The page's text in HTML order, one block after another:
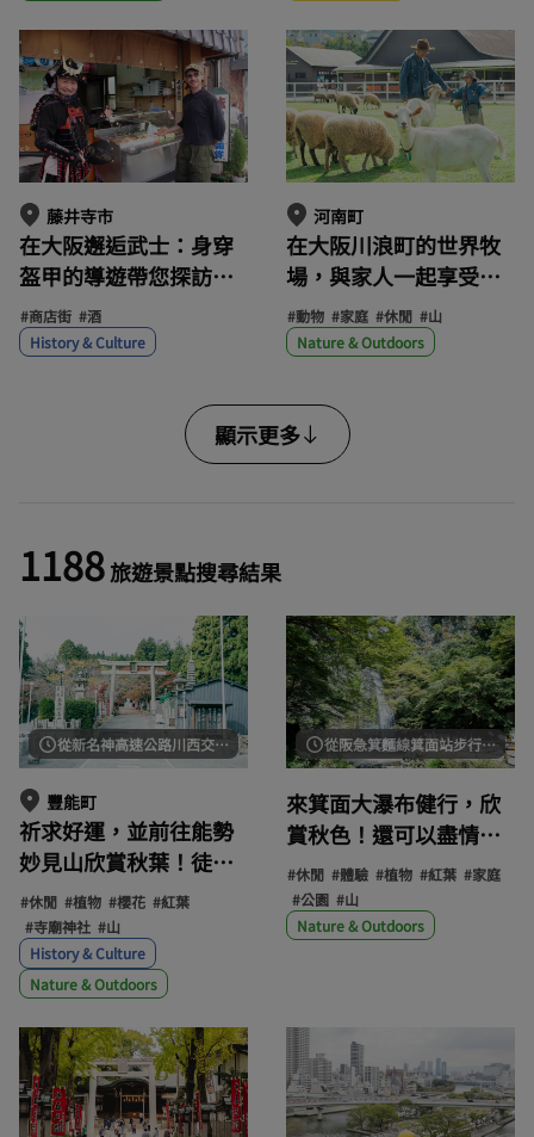
園體驗了融合自然的
「GRAVITATE OSAKA」
活動。
孩子盡情享受！
藤井寺市
在大阪邂逅武士：身穿
盔甲的導遊帶您探訪道
明寺，體驗歷史與美食
之旅，感受大阪夏之圍
#商店街 #酒
History & Culture
河南町
在大阪川浪町的世界牧
場，與家人一起享受充
滿自然氣息和動物互動
的一天吧！
#動物 #家庭 #休閒 #山
Nature & Outdoors
顯示更多
1188旅遊景點搜尋結果
從新名神高速公路川西交流道出發，約20分鐘即可抵達。
豐能町
祈求好運，並前往能勢
妙見山欣賞秋葉！徒步
旅行親近大自然也很受
歡迎。
#休閒 #植物 #櫻花 #紅葉
#寺廟神社 #山
History & Culture
Nature & Outdoors
從阪急箕麵線箕面站步行約40分鐘。
來箕面大瀑布健行，欣
賞秋色！還可以盡情享
受壯觀的瀑佈景色和當
地美食。
#休閒 #體驗 #植物 #紅葉 #家庭
#公園 #山
Nature & Outdoors